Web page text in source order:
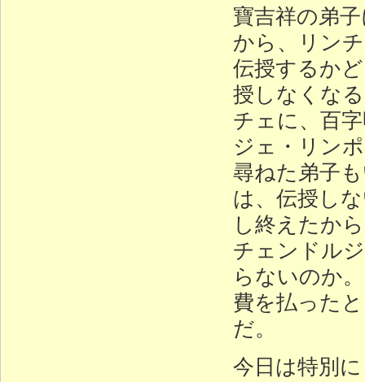
寶吉祥の弟
から、リン
伝授するか
授しなくな
チェに、百
ジェ・リン
尋ねた弟子
は、伝授し
し終えたか
チェンドル
らないのか
費を払った
だ。
今日は特別